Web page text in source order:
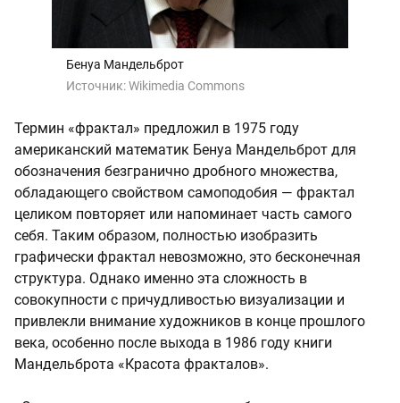
Бенуа Мандельброт
Источник:Wikimedia Commons
Термин «фрактал» предложил в 1975 году
американский математик Бенуа Мандельброт для
обозначения безгранично дробного множества,
обладающего свойством самоподобия — фрактал
целиком повторяет или напоминает часть самого
себя. Таким образом, полностью изобразить
графически фрактал невозможно, это бесконечная
структура. Однако именно эта сложность в
совокупности с причудливостью визуализации и
привлекли внимание художников в конце прошлого
века, особенно после выхода в 1986 году книги
Мандельброта «Красота фракталов».